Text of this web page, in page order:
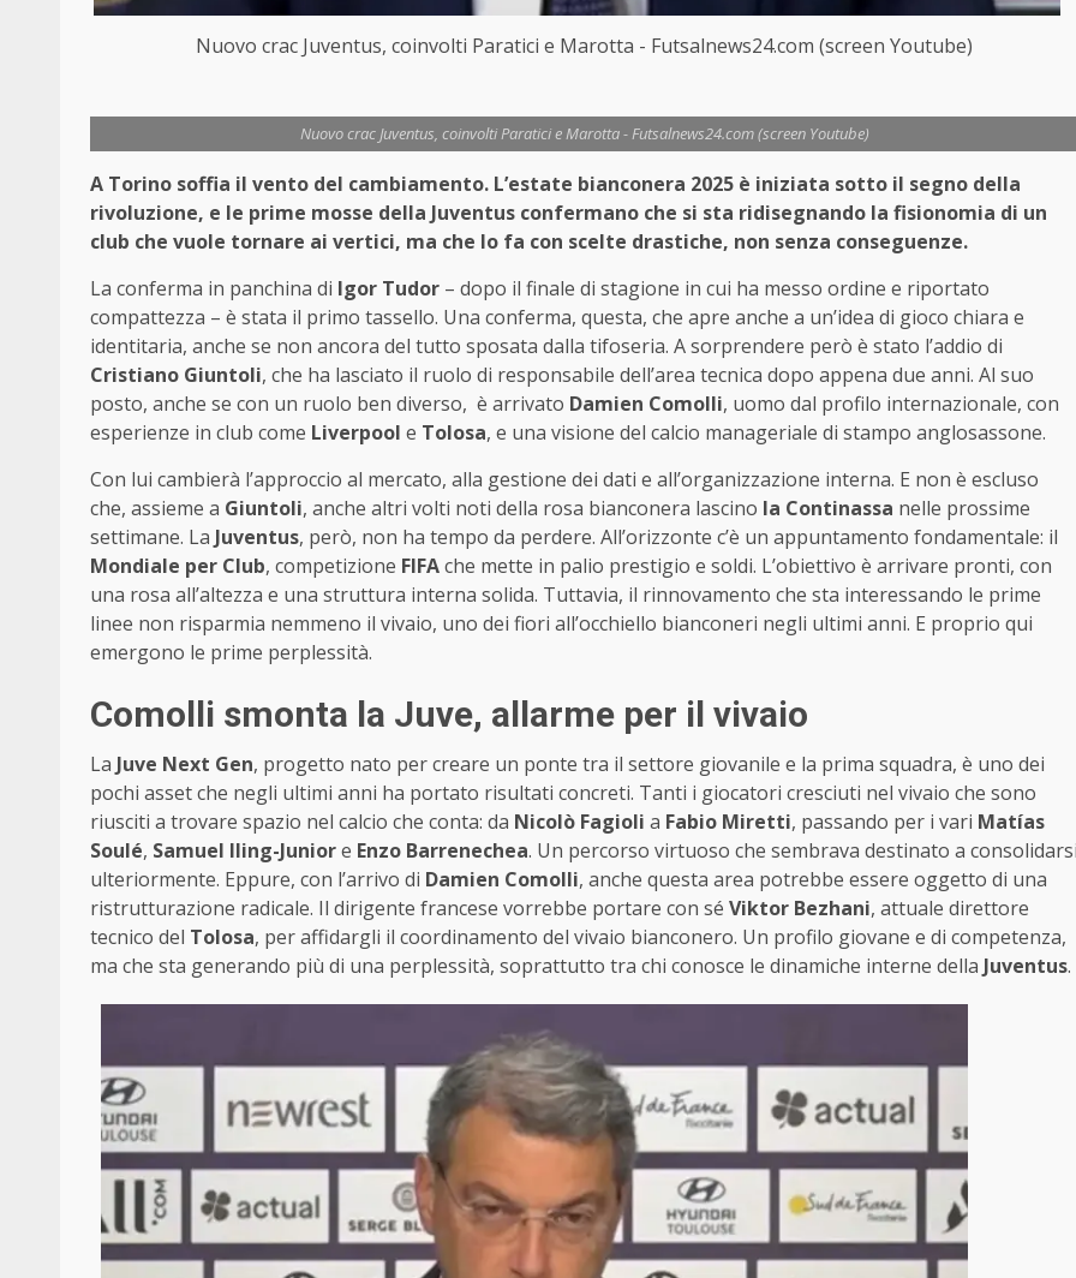
Nuovo crac Juventus, coinvolti Paratici e Marotta - Futsalnews24.com (screen Youtube)
Nuovo crac Juventus, coinvolti Paratici e Marotta - Futsalnews24.com (screen Youtube)
A Torino soffia il vento del cambiamento. L’estate bianconera 2025 è iniziata sotto il segno della
rivoluzione, e le prime mosse della Juventus confermano che si sta ridisegnando la fisionomia di un
club che vuole tornare ai vertici, ma che lo fa con scelte drastiche, non senza conseguenze.
La conferma in panchina di Igor Tudor – dopo il finale di stagione in cui ha messo ordine e riportato
compattezza – è stata il primo tassello. Una conferma, questa, che apre anche a un’idea di gioco chiara e
identitaria, anche se non ancora del tutto sposata dalla tifoseria. A sorprendere però è stato l’addio di
Cristiano Giuntoli, che ha lasciato il ruolo di responsabile dell’area tecnica dopo appena due anni. Al suo
posto, anche se con un ruolo ben diverso, è arrivato Damien Comolli, uomo dal profilo internazionale, con
esperienze in club come Liverpool e Tolosa, e una visione del calcio manageriale di stampo anglosassone.
Con lui cambierà l’approccio al mercato, alla gestione dei dati e all’organizzazione interna. E non è escluso
che, assieme a Giuntoli, anche altri volti noti della rosa bianconera lascino la Continassa nelle prossime
settimane. La Juventus, però, non ha tempo da perdere. All’orizzonte c’è un appuntamento fondamentale: il
Mondiale per Club, competizione FIFAche mette in palio prestigio e soldi. L’obiettivo è arrivare pronti, con
una rosa all’altezza e una struttura interna solida. Tuttavia, il rinnovamento che sta interessando le prime
linee non risparmia nemmeno il vivaio, uno dei fiori all’occhiello bianconeri negli ultimi anni. E proprio qui
emergono le prime perplessità.
Comolli smonta la Juve, allarme per il vivaio
La Juve Next Gen, progetto nato per creare un ponte tra il settore giovanile e la prima squadra, è uno dei
pochi asset che negli ultimi anni ha portato risultati concreti. Tanti i giocatori cresciuti nel vivaio che sono
riusciti a trovare spazio nel calcio che conta: da Nicolò Fagioli a Fabio Miretti, passando per i vari Matías
Soulé, Samuel Iling-Juniore Enzo Barrenechea. Un percorso virtuoso che sembrava destinato a
ulteriormente. Eppure, con l’arrivo di Damien Comolli, anche questa area potrebbe essere oggetto di una
ristrutturazione radicale. Il dirigente francese vorrebbe portare con sé Viktor Bezhani, attuale direttore
tecnico del Tolosa, per affidargli il coordinamento del vivaio bianconero. Un profilo giovane e di competenza,
ma che sta generando più di una perplessità, soprattutto tra chi conosce le dinamiche interne della Juventus.